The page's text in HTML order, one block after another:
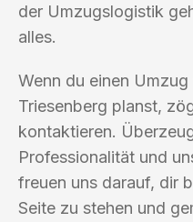
der Umzugslogistik
alles.
Wenn du einen
Triesenberg planst,
kontaktieren.
Professionalität und
freuen uns darauf, dir
Seite zu stehen und